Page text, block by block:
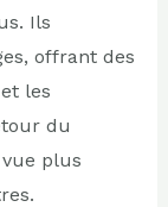
Ils
offrant des
les
du
plus